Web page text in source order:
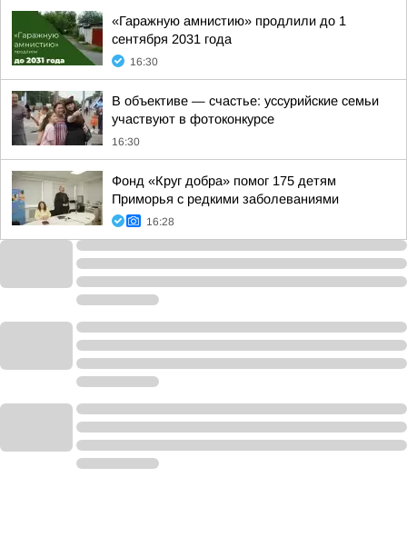
«Гаражную амнистию» продлили до 1
сентября 2031 года
16:30
В объективе — счастье: уссурийские семьи
участвуют в фотоконкурсе
16:30
Фонд «Круг добра» помог 175 детям
Приморья с редкими заболеваниями
16:28